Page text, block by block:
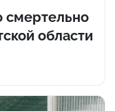
смертельно
области